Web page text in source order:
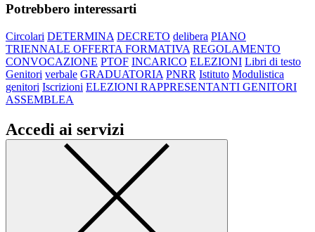
Potrebbero interessarti
Circolari DETERMINA DECRETO delibera PIANO
TRIENNALE OFFERTA FORMATIVA REGOLAMENTO
CONVOCAZIONE PTOF INCARICO ELEZIONI Libri di testo
Genitori verbale GRADUATORIA PNRR Istituto Modulistica
genitori Iscrizioni ELEZIONI RAPPRESENTANTI GENITORI
ASSEMBLEA
Accedi ai servizi